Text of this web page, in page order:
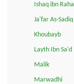
Ishaq ibn
Ja'far As-Sadiq
Khoubayb
Layth Ibn Sa'd
Malik
Marwadhi